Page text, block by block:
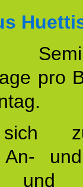
pro
sich
und